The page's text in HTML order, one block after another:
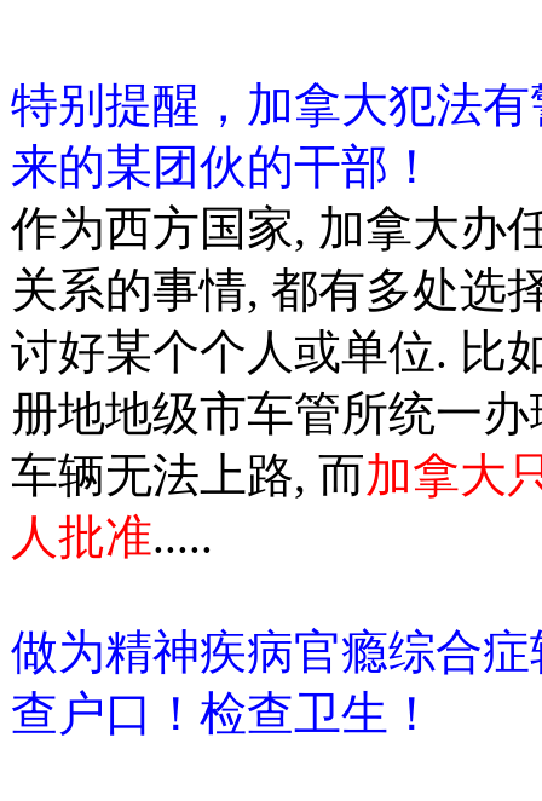
特别提醒，加拿大犯法
来的某团伙的干部！
作为西方国家, 加拿大办
关系的事情, 都有多处选
讨好某个个人或单位. 比
册地地级市车管所统一
车辆无法上路, 而加拿大
人批准.....
做为精神疾病官瘾综合
查户口！检查卫生！